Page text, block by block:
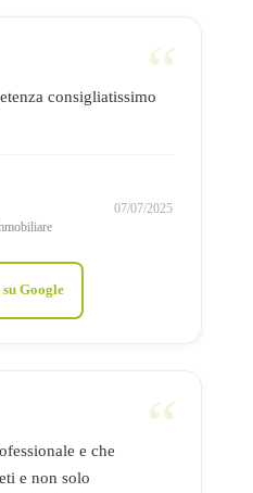
consigliatissimo
07/07/2025
Google
e che
e non solo